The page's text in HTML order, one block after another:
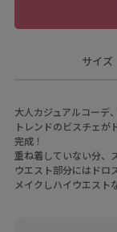
サイズ
大人カジュアルコーデ
トレンドのビスチェ
完成！
重ね着していない分、
ウエスト部分にはドロ
メイクしハイウエス